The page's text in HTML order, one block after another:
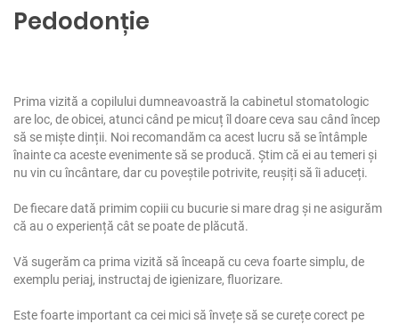
Pedodonție
Prima vizită a copilului dumneavoastră la cabinetul stomatologic
are loc, de obicei, atunci când pe micuț îl doare ceva sau când încep
să se miște dinții. Noi recomandăm ca acest lucru să se întâmple
înainte ca aceste evenimente să se producă. Știm că ei au temeri și
nu vin cu încântare, dar cu poveștile potrivite, reușiți să îi aduceți.
De fiecare dată primim copiii cu bucurie si mare drag și ne asigurăm
că au o experiență cât se poate de plăcută.
Vă sugerăm ca prima vizită să înceapă cu ceva foarte simplu, de
exemplu periaj, instructaj de igienizare, fluorizare.
Este foarte important ca cei mici să învețe să se curețe corect pe